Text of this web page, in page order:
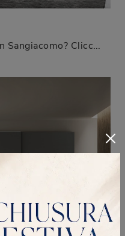
Cerchi un armadio Meridian Sangiacomo? Clicca subito! Gli armadi a muro con ante scorrevoli ti aspettano.